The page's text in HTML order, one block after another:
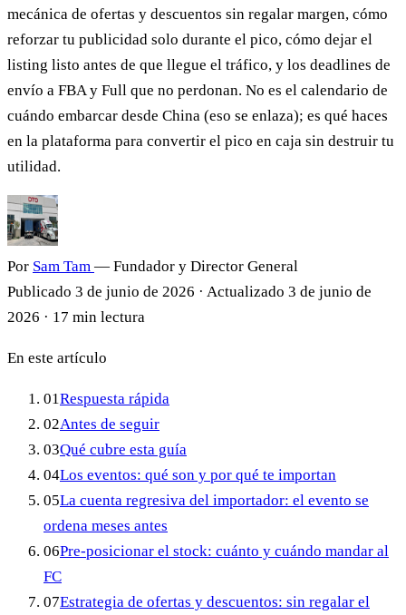
mecánica de ofertas y descuentos sin regalar margen, cómo
reforzar tu publicidad solo durante el pico, cómo dejar el
listing listo antes de que llegue el tráfico, y los deadlines de
envío a FBA y Full que no perdonan. No es el calendario de
cuándo embarcar desde China (eso se enlaza); es qué haces
en la plataforma para convertir el pico en caja sin destruir tu
utilidad.
Por Sam Tam — Fundador y Director General
Publicado 3 de junio de 2026 · Actualizado 3 de junio de
2026 · 17 min lectura
En este artículo
01Respuesta rápida
02Antes de seguir
03Qué cubre esta guía
04Los eventos: qué son y por qué te importan
05La cuenta regresiva del importador: el evento se
ordena meses antes
06Pre-posicionar el stock: cuánto y cuándo mandar al
FC
07Estrategia de ofertas y descuentos: sin regalar el